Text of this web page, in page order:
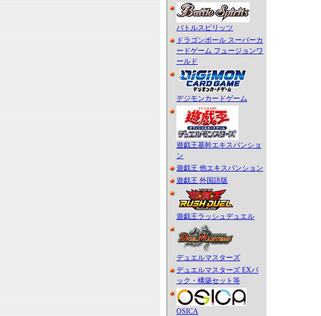
バトルスピリッツ
ドラゴンボール スーパーカ
ードゲーム フュージョンワ
ールド
デジモンカードゲーム
遊戯王基幹エキスパンショ
ン
遊戯王 他エキスパンション
遊戯王 外国語版
遊戯王ラッシュデュエル
デュエルマスターズ
デュエルマスターズ EXパ
ック・構築セット等
OSICA